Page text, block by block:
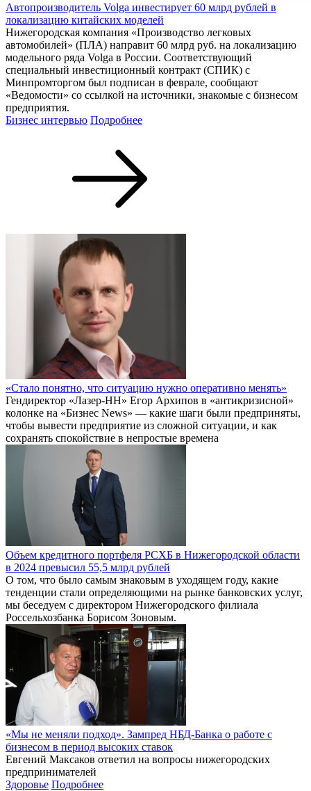
Автопроизводитель Volga инвестирует 60 млрд рублей в
локализацию китайских моделей
Нижегородская компания «Производство легковых
автомобилей» (ПЛА) направит 60 млрд руб. на локализацию
модельного ряда Volga в России. Соответствующий
специальный инвестиционный контракт (СПИК) с
Минпромторгом был подписан в феврале, сообщают
«Ведомости» со ссылкой на источники, знакомые с бизнесом
предприятия.
Бизнес интервью Подробнее
«Стало понятно, что ситуацию нужно оперативно менять»
Гендиректор «Лазер-НН» Егор Архипов в «антикризисной»
колонке на «Бизнес News» — какие шаги были предприняты,
чтобы вывести предприятие из сложной ситуации, и как
сохранять спокойствие в непростые времена
Объем кредитного портфеля РСХБ в Нижегородской области
в 2024 превысил 55,5 млрд рублей
О том, что было самым знаковым в уходящем году, какие
тенденции стали определяющими на рынке банковских услуг,
мы беседуем с директором Нижегородского филиала
Россельхозбанка Борисом Зоновым.
«Мы не меняли подход». Зампред НБД-Банка о работе с
бизнесом в период высоких ставок
Евгений Максаков ответил на вопросы нижегородских
предпринимателей
Здоровье Подробнее